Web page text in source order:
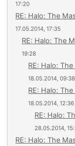
17:20
RE: Halo: The
17.05.2014, 17:35
RE: Halo: The
19:28
RE: Halo:
18.05.2014, 09:38
RE: Halo:
18.05.2014, 12:36
RE: Halo:
28.05.2014,
RE: Halo: The